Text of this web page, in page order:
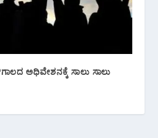
ಅಧಿವೇಶನಕ್ಕೆ ಸಾಲು ಸಾಲು